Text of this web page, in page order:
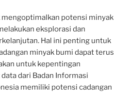
mengoptimalkan potensi minyak
eksplorasi dan
Hal ini penting untuk
minyak bumi dapat terus
untuk kepentingan
dari Badan Informasi
memiliki potensi cadangan